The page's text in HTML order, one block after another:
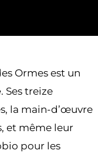
Ormes est un
. Ses treize
la main-d’œuvre
et même leur
pour les